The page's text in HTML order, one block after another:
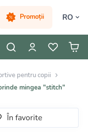
Promoții RO
pentru copii
mingea "stitch"
În favorite